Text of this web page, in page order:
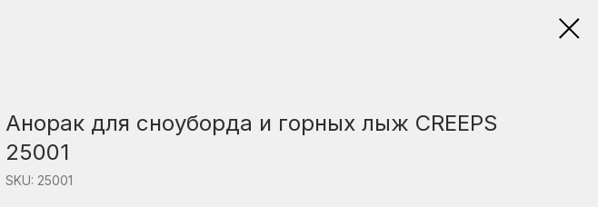
Анорак для сноуборда и горных лыж CREEPS
25001
SKU: 25001